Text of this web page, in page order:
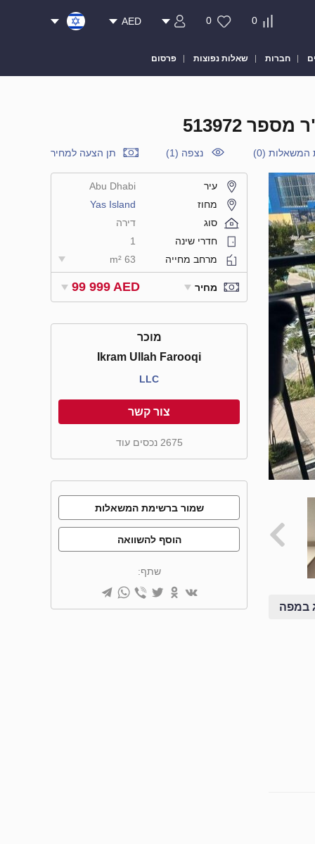
0
0
AED
חברות שאלות נפוצות פרסום
המשאלות (
0
) נצפה (1) תן הצעה למחיר
במפה
עיר
Abu Dhabi
מחוז
Yas Island
סוג
דירה
חדרי שינה
1
מרחב מחייה
63 m²
מחיר 99 999 AED
מוכר
Ikram Ullah Farooqi
LLC
צור קשר
2675 נכסים עוד
שמור ברשימת המשאלות
הוסף להשוואה
שתף: